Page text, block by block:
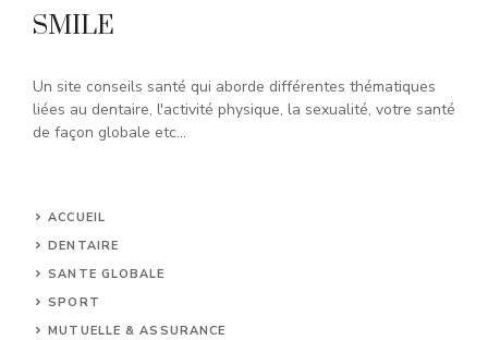
SMILE
Un site conseils santé qui aborde différentes thématiques
liées au dentaire, l'activité physique, la sexualité, votre santé
de façon globale etc...
ACCUEIL
DENTAIRE
SANTE GLOBALE
SPORT
MUTUELLE & ASSURANCE